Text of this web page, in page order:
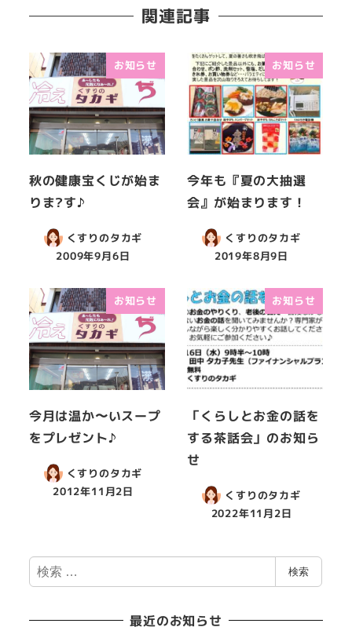
関連記事
お知らせ
秋の健康宝くじが始ま
りま?す♪
くすりのタカギ
2009年9月6日
お知らせ
今年も『夏の大抽選
会』が始まります！
くすりのタカギ
2019年8月9日
お知らせ
今月は温か〜いスープ
をプレゼント♪
くすりのタカギ
2012年11月2日
お知らせ
「くらしとお金の話を
する茶話会」のお知ら
せ
くすりのタカギ
2022年11月2日
検
索
検索
最近のお知らせ